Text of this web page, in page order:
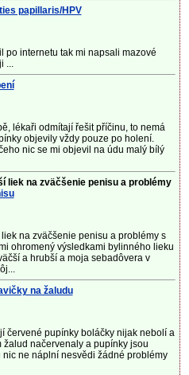
papillaris/HPV
po internetu tak mi napsali mazové
...
lékaři odmítají řešit příčinu, to nemá
objevily vždy pouze po holení.
nic se mi objevil na údu malý bílý
liek na zväčšenie penisu a problémy
na zväčšenie penisu a problémy s
ohromený výsledkami bylinného lieku
a hrubší a moja sebadôvera v
na žaludu
červené pupínky boláčky nijak nebolí a
načervenaly a pupínky jsou
ne náplní nesvědi žádné problémy